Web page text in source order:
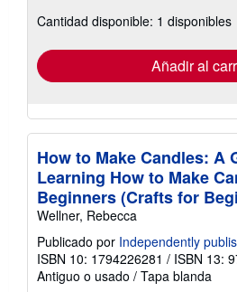
las
tarifas
envío
Cantidad disponible: 1 disponibles
Añadir al
How to Make Candles: A
Learning How to Make
Beginners (Crafts for
Wellner, Rebecca
Publicado por Independently
ISBN 10: 1794226281 / ISBN 13:
Antiguo o usado / Tapa blanda